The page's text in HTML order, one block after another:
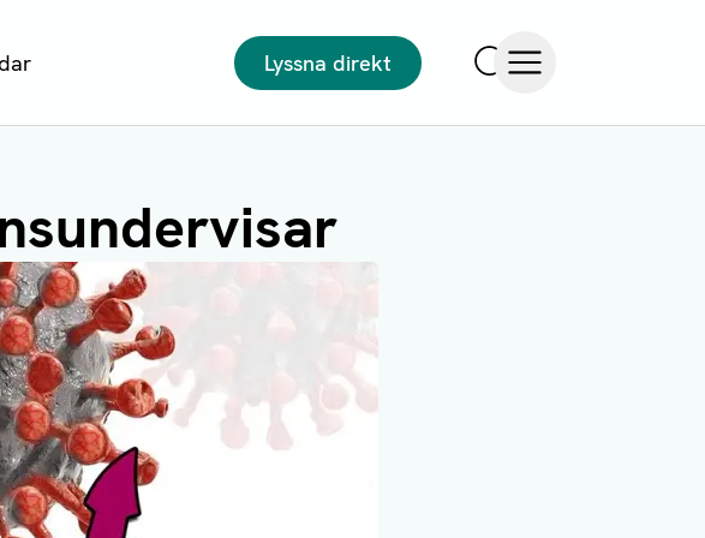
Lyssna direkt